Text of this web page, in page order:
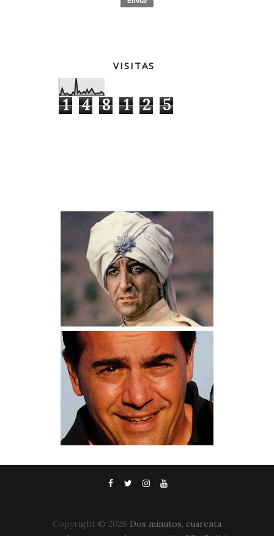
VISITAS
1 4 8 1 2 5
Copyright © 2026 Dos minutos, cuarenta